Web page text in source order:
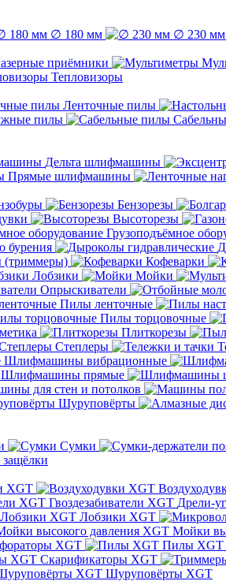
∅ 180 мм ∅ 230 мм
приёмники
Тепловизоры
Ленточные пилы
пилы
Дельта шлифмашины
Прямые шлифмашины
Бензорезы
Высоторезы
Грузоподъёмное
бурения
(триммеры) Кофеварки
Лобзики Мойки
Опрыскиватели
Пилы ленточные
Пилы торцовочные
Плиткорезы
Степлеры
Шлифмашины вибрационные
Шлифмашины прямые
для стен и потолков
Шуруповёрты
Сумки
XGT
Гвоздезабиватели XGT Дрели-
Лобзики XGT
Мойки
XGT Пилы XGT
Скарификаторы XGT
Шуруповёрты XGT